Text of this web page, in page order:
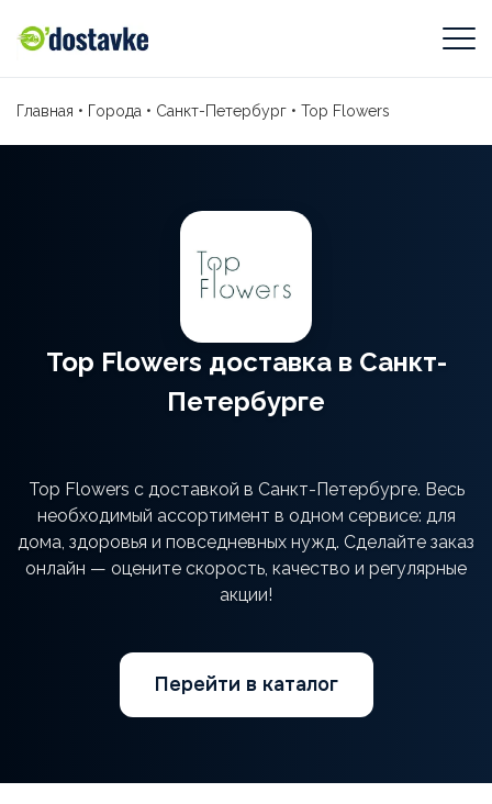
Главная • Города • Санкт-Петербург • Top Flowers
Top Flowers доставка в Санкт-
Петербурге
Top Flowers с доставкой в Санкт-Петербурге. Весь
необходимый ассортимент в одном сервисе: для
дома, здоровья и повседневных нужд. Сделайте заказ
онлайн — оцените скорость, качество и регулярные
акции!
Перейти в каталог